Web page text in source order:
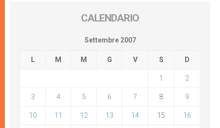
CALENDARIO
Settembre 2007
L M M G V S D
1 2
3 4 5 6 7 8 9
10 11 12 13 14 15 16